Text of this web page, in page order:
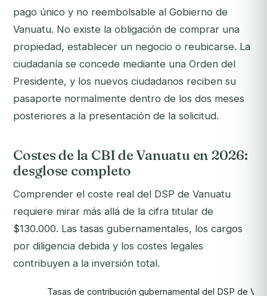
pago único y no reembolsable al Gobierno de
Vanuatu. No existe la obligación de comprar una
propiedad, establecer un negocio o reubicarse. La
ciudadanía se concede mediante una Orden del
Presidente, y los nuevos ciudadanos reciben su
pasaporte normalmente dentro de los dos meses
posteriores a la presentación de la solicitud.
Costes de la CBI de Vanuatu en 2026:
desglose completo
Comprender el coste real del DSP de Vanuatu
requiere mirar más allá de la cifra titular de
$130.000. Las tasas gubernamentales, los cargos
por diligencia debida y los costes legales
contribuyen a la inversión total.
Tasas de contribución gubernamental del DSP de